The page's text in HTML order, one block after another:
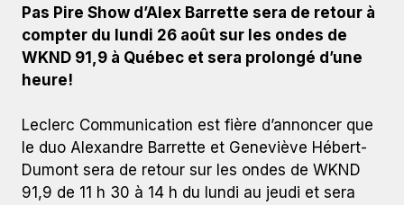
Pas Pire Show d’Alex Barrette sera de retour à
compter du lundi 26 août sur les ondes de
WKND 91,9 à Québec et sera prolongé d’une
heure!
Leclerc Communication est fière d’annoncer que
le duo Alexandre Barrette et Geneviève Hébert-
Dumont sera de retour sur les ondes de WKND
91,9 de 11 h 30 à 14 h du lundi au jeudi et sera